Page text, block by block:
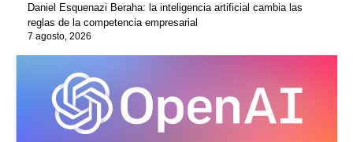
Daniel Esquenazi Beraha: la inteligencia artificial cambia las
reglas de la competencia empresarial
7 agosto, 2026